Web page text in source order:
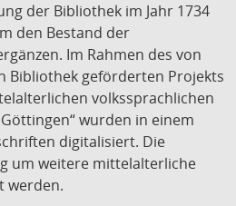
der Bibliothek im Jahr 1734
den Bestand der
Im Rahmen des von
Bibliothek geförderten Projekts
volkssprachlichen
wurden in einem
digitalisiert. Die
um weitere mittelalterliche
werden.